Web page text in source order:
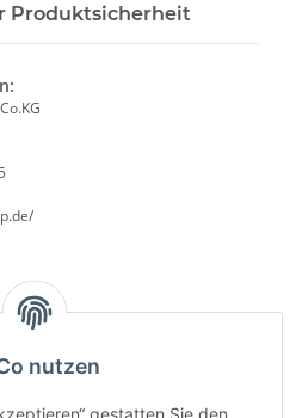
nutzen
Produktsicherheit